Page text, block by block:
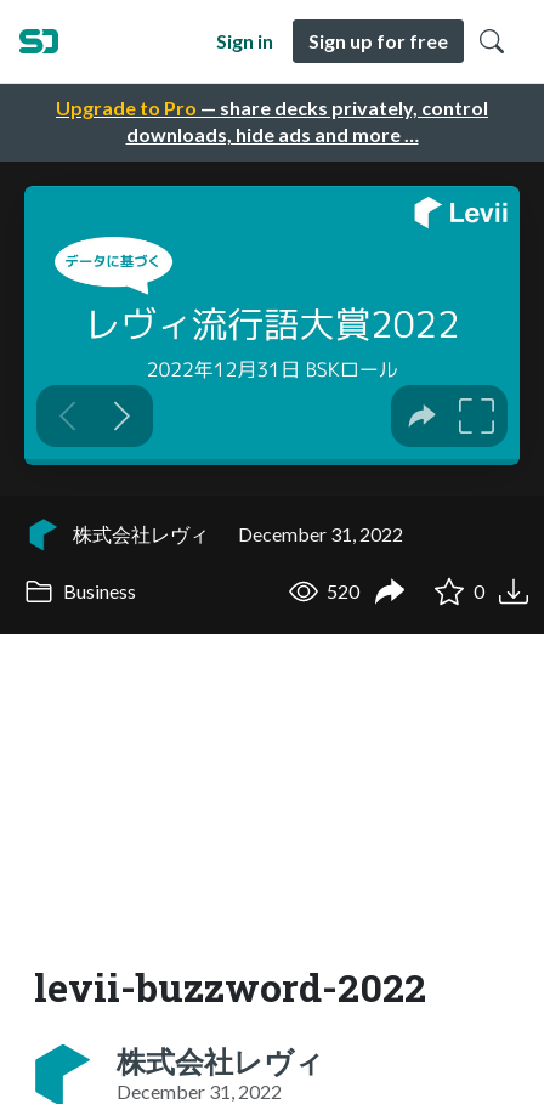
Upgrade to Pro — share decks privately, control
downloads, hide ads and more …
Sign in Sign up for free
株式会社レヴィ December 31, 2022
Business 520 0
levii-buzzword-2022
株式会社レヴィ
December 31, 2022